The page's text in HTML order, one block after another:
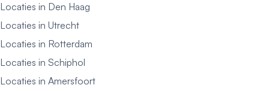
Locaties in Den Haag
Locaties in Utrecht
Locaties in Rotterdam
Locaties in Schiphol
Locaties in Amersfoort